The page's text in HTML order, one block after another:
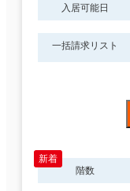
入居可能日
一括請求リスト
階数